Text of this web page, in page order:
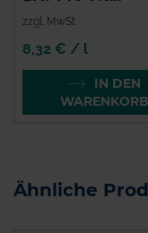
zzgl. MwSt.
8,32 € / l
IN DEN
WARENKORB
Ähnliche